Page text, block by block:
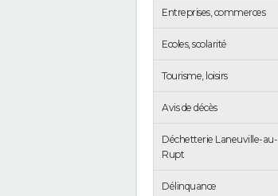
Entreprises, commerces
Ecoles, scolarité
Tourisme, loisirs
Avis de décès
Déchetterie Laneuville-au-
Rupt
Délinquance